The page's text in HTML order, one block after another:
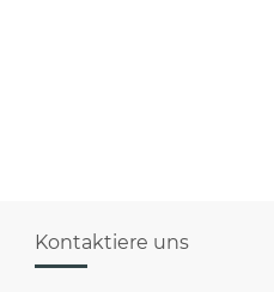
Kontaktiere uns